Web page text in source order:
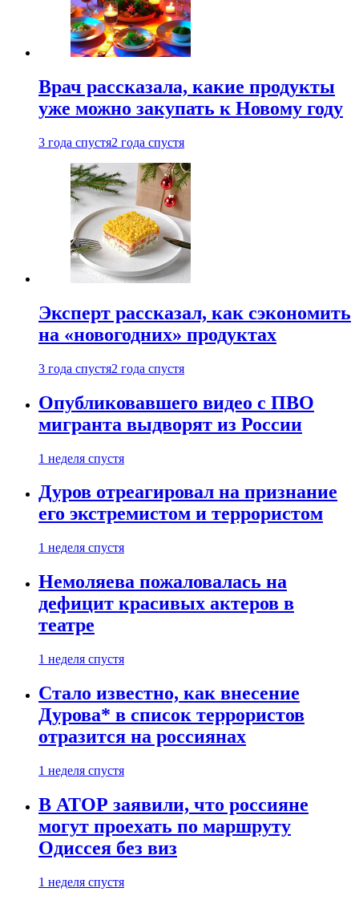
Врач рассказала, какие продукты
уже можно закупать к Новому году
3 года спустя2 года спустя
Эксперт рассказал, как сэкономить
на «новогодних» продуктах
3 года спустя2 года спустя
Опубликовавшего видео с ПВО
мигранта выдворят из России
1 неделя спустя
Дуров отреагировал на признание
его экстремистом и террористом
1 неделя спустя
Немоляева пожаловалась на
дефицит красивых актеров в
театре
1 неделя спустя
Стало известно, как внесение
Дурова* в список террористов
отразится на россиянах
1 неделя спустя
В АТОР заявили, что россияне
могут проехать по маршруту
Одиссея без виз
1 неделя спустя